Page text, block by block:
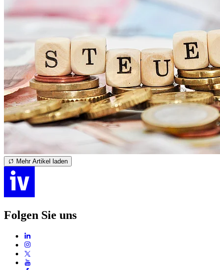
Mehr Artikel laden
Folgen Sie uns